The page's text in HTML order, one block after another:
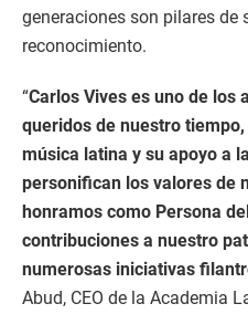
generaciones son pilares de
reconocimiento.
“Carlos Vives es uno de los
queridos de nuestro
música latina y su apoyo a
personifican los valores de
honramos como Persona
contribuciones a nuestro
numerosas iniciativas
Abud, CEO de la Academia